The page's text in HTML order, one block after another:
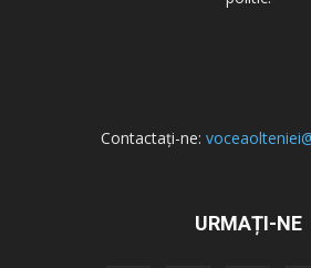
Contactați-ne:
URMAȚI-NE